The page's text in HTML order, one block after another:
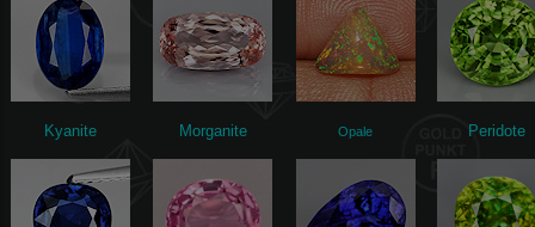
Kyanite Morganite Opale Peridote